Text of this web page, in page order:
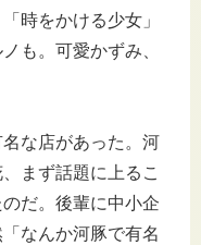
時をかける少女」
も。可愛かずみ、
な店があった。河
まず話題に上るこ
だ。後輩に中小企
なんか河豚で有名